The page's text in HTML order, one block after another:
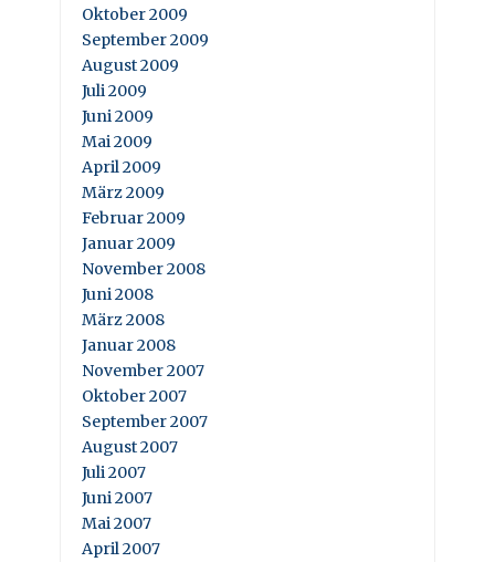
Oktober 2009
September 2009
August 2009
Juli 2009
Juni 2009
Mai 2009
April 2009
März 2009
Februar 2009
Januar 2009
November 2008
Juni 2008
März 2008
Januar 2008
November 2007
Oktober 2007
September 2007
August 2007
Juli 2007
Juni 2007
Mai 2007
April 2007